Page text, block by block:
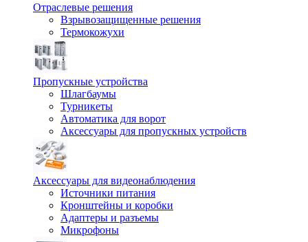
Отраслевые решения
Взрывозащищенные решения
Термокожухи
Пропускные устройства
Шлагбаумы
Турникеты
Автоматика для ворот
Аксессуары для пропускных устройств
Аксессуары для видеонаблюдения
Источники питания
Кронштейны и коробки
Адаптеры и разъемы
Микрофоны